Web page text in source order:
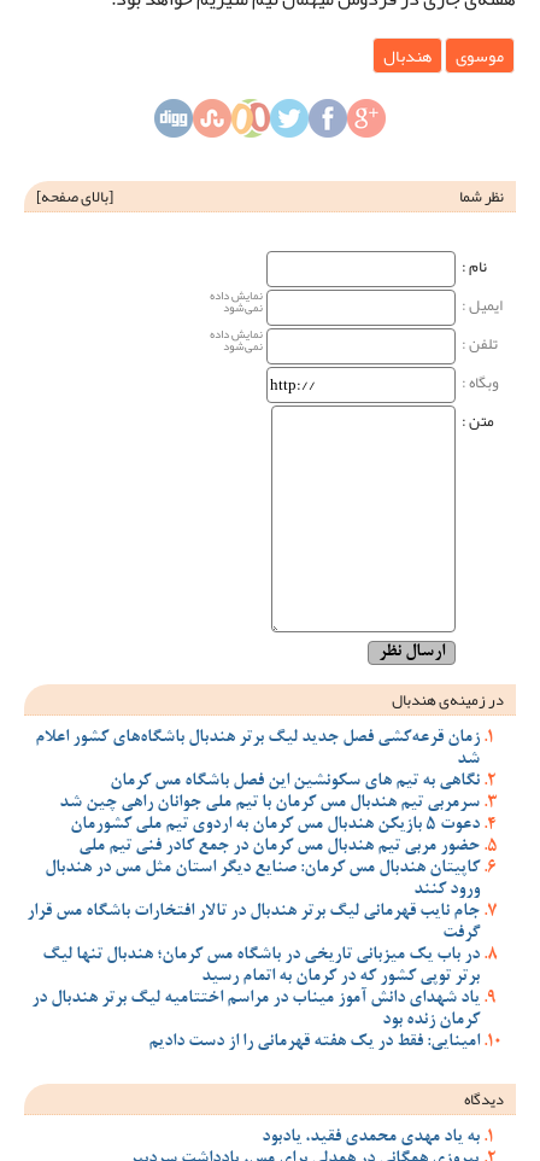
موسوی هندبال
نظر شما [بالای صفحه]
نام‌ :
ایمیل :
نمایش داده
نمی‌شود
تلفن : نمایش داده
نمی‌شود
وبگاه‌ :
متن :
در زمینه‌ی هندبال
زمان قرعه‌کشی فصل جدید لیگ برتر هندبال باشگاه‌های کشور اعلام
شد
نگاهی به تیم های سکونشین این فصل باشگاه مس کرمان
سرمربی تیم هندبال مس کرمان با تیم ملی جوانان راهی چین شد
دعوت 5 بازیکن هندبال مس کرمان به اردوی تیم ملی کشورمان
حضور مربی تیم هندبال مس کرمان در جمع کادر فنی تیم ملی
کاپیتان هندبال مس کرمان: صنایع دیگر استان مثل مس در هندبال
ورود کنند
جام نایب قهرمانی لیگ برتر هندبال در تالار افتخارات باشگاه مس قرار
گرفت
در باب یک میزبانی تاریخی در باشگاه مس کرمان؛ هندبال تنها لیگ
برتر توپی کشور که در کرمان به اتمام رسید
یاد شهدای دانش آموز میناب در مراسم اختتامیه لیگ برتر هندبال در
کرمان زنده بود
امینایی: فقط در یک هفته قهرمانی را از دست دادیم
دیدگاه
به یاد مهدی محمدی فقید، یادبود